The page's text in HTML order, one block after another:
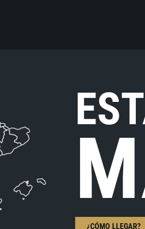
¿CÓMO LLEGAR?